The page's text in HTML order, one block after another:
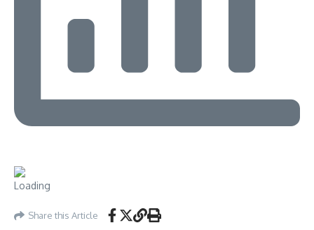
Share this Article